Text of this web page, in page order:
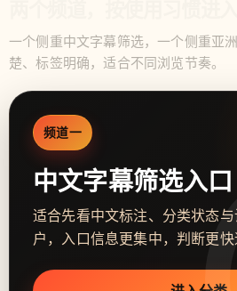
一个侧重中文字幕筛选，一个侧重亚
楚、标签明确，适合不同浏览节奏。
频道一
中文字幕筛选入口
适合先看中文标注、分类状态
户，入口信息更集中，判断更快